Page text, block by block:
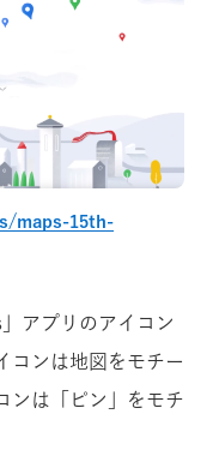
maps-15th-
アプリのアイコン
コンは地図をモチー
ンは「ピン」をモチ